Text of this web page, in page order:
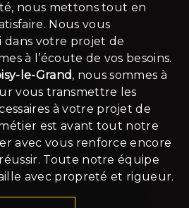
nous mettons tout en
Nous vous
dans votre projet de
à l’écoute de vos besoins.
le-Grand, nous sommes à
vous transmettre les
à votre projet de
est avant tout notre
avec vous renforce encore
Toute notre équipe
avec propreté et rigueur.